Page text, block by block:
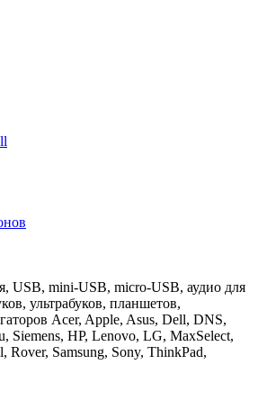
USB, mini-USB, micro-USB, аудио для
ультрабуков, планшетов,
Acer, Apple, Asus, Dell, DNS,
Siemens, HP, Lenovo, LG, MaxSelect,
Rover, Samsung, Sony, ThinkPad,